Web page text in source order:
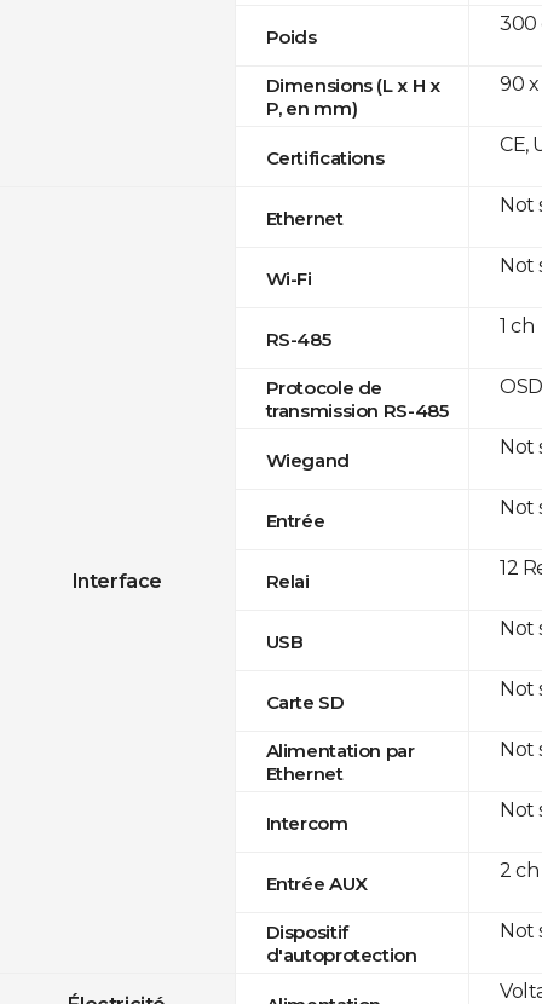
Poids
Dimensions (L x H x
P, en mm)
Certifications
Interface
Ethernet
Wi-Fi
RS-485
Protocole de
transmission RS-485
Wiegand
Entrée
Relai
USB
Carte SD
Alimentation par
Ethernet
Intercom
Entrée AUX
Dispositif
d'autoprotection
300
90 x
CE,
Not
Not
1 ch
Not
Not
12
Not
Not
Not
Not
2
Not